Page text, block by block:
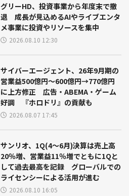
グリーHD、投資事業から年度末で撤
退 成長が見込めるAIやライブエンタ
メ事業に投資やリソースを集中
2026.08.10 12:30
サイバーエージェント、26年9月期の
営業益500億円～600億円→770億円
に上方修正 広告・ABEMA・ゲーム
好調 『ホロドリ』の貢献も
2026.08.07 17:45
サンリオ、1Q(4～6月)決算は売上高
20％増、営業益11％増でともに1Qと
して過去最高を記録 グローバルでの
ライセンシーによる活用が進む
2026.08.10 16:05